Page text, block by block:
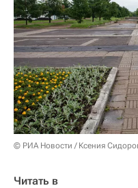
© РИА Новости / Ксения
Читать в